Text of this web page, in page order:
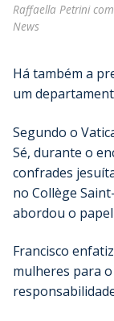
Raffaella Petrini
News
Há também a
um
Segundo o
Sé, durante o
confrades
no Collège
abordou o
Francisco
mulheres para